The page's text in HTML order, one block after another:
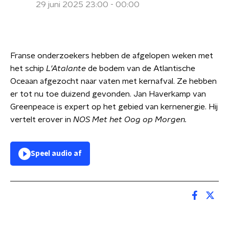
29 juni 2025 23:00 - 00:00
Franse onderzoekers hebben de afgelopen weken met
het schip L'Atalante de bodem van de Atlantische
Oceaan afgezocht naar vaten met kernafval. Ze hebben
er tot nu toe duizend gevonden. Jan Haverkamp van
Greenpeace is expert op het gebied van kernenergie. Hij
vertelt erover in NOS Met het Oog op Morgen.
Speel audio af